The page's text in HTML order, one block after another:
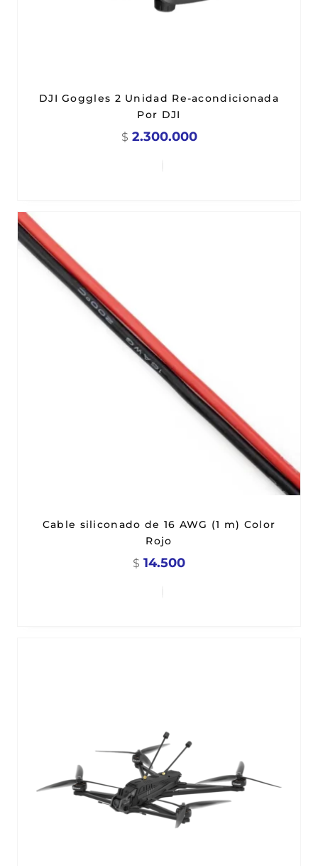
DJI Goggles 2 Unidad Re-acondicionada
Por DJI
$ 2.300.000
Cable siliconado de 16 AWG (1 m) Color
Rojo
$ 14.500